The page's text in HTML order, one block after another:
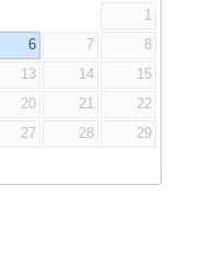
1
6 7
8
13 14
15
20 21
22
27 28
29